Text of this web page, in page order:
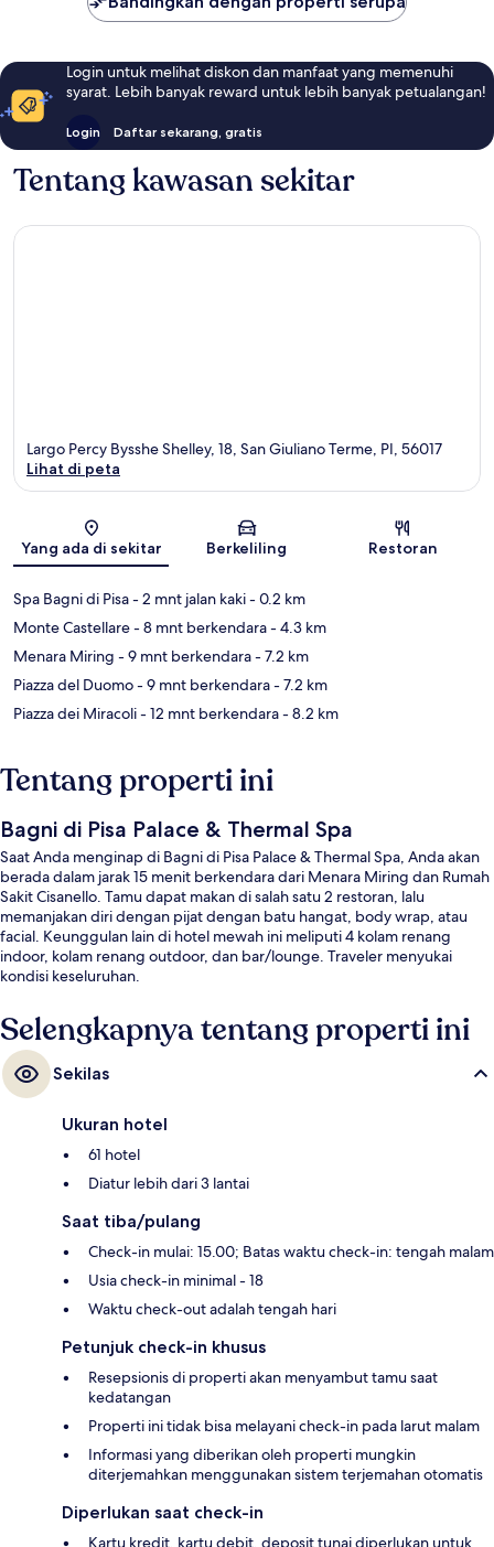
Login untuk melihat diskon dan manfaat yang memenuhi
syarat. Lebih banyak reward untuk lebih banyak petualangan!
Login Daftar sekarang, gratis
Tentang kawasan sekitar
Peta
Largo Percy Bysshe Shelley, 18, San Giuliano Terme, PI, 56017
Lihat di peta
Yang ada di sekitar Berkeliling Restoran
Spa Bagni di Pisa- 2 mnt jalan kaki- 0.2 km
Monte Castellare- 8 mnt berkendara- 4.3 km
Menara Miring - 9 mnt berkendara- 7.2 km
Piazza del Duomo- 9 mnt berkendara- 7.2 km
Piazza dei Miracoli- 12 mnt berkendara- 8.2 km
Tentang properti ini
Bagni di Pisa Palace & Thermal Spa
Saat Anda menginap di Bagni di Pisa Palace & Thermal Spa, Anda akan
berada dalam jarak 15 menit berkendara dari Menara Miring dan Rumah
Sakit Cisanello. Tamu dapat makan di salah satu 2 restoran, lalu
memanjakan diri dengan pijat dengan batu hangat, body wrap, atau
facial. Keunggulan lain di hotel mewah ini meliputi 4 kolam renang
indoor, kolam renang outdoor, dan bar/lounge. Traveler menyukai
kondisi keseluruhan.
Selengkapnya tentang properti ini
Sekilas
Ukuran hotel
61 hotel
Diatur lebih dari 3 lantai
Saat tiba/pulang
Check-in mulai: 15.00; Batas waktu check-in: tengah malam
Usia check-in minimal - 18
Waktu check-out adalah tengah hari
Petunjuk check-in khusus
Resepsionis di properti akan menyambut tamu saat
kedatangan
Properti ini tidak bisa melayani check-in pada larut malam
Informasi yang diberikan oleh properti mungkin
diterjemahkan menggunakan sistem terjemahan otomatis
Diperlukan saat check-in
Kartu kredit, kartu debit, deposit tunai diperlukan untuk